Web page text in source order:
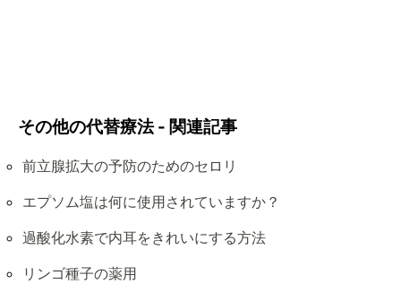
その他の代替療法 - 関連記事
前立腺拡大の予防のためのセロリ
エプソム塩は何に使用されていますか？
過酸化水素で内耳をきれいにする方法
リンゴ種子の薬用